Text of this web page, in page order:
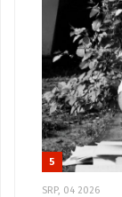
5
SRP, 04 2026